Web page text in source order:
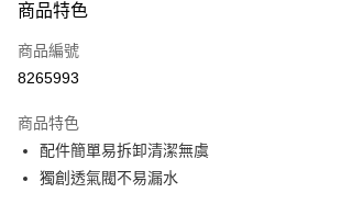
LINE Pay
Apple Pay
悠遊付
Google Pay
商品特色
商品編號
8265993
商品特色
配件簡單易拆卸清潔無虞
獨創透氣閥不易漏水